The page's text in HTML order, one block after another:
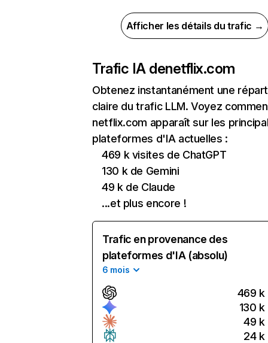
Afficher les détails du trafic →
Trafic IA denetflix.com
Obtenez instantanément une
claire du trafic LLM. Voyez
netflix.com apparaît sur les
plateformes d'IA actuelles :
469 k visites de ChatGPT
130 k de Gemini
49 k de Claude
...et plus encore !
Trafic en provenance des
plateformes d'IA (absolu)
6 mois
469 k
130 k
49 k
24 k